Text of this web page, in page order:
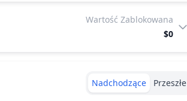
Wartość Zablokowana
$0
Nadchodzące Przeszłe